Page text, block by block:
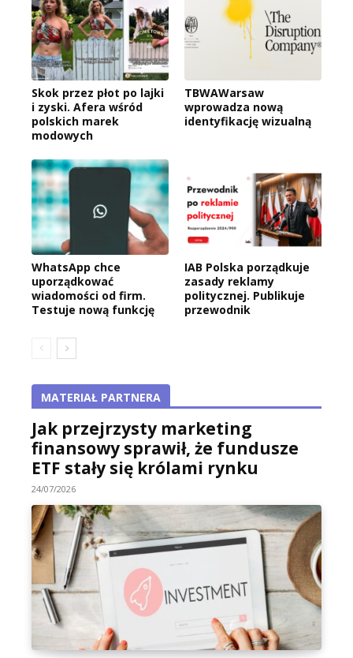
Skok przez płot po lajki
i zyski. Afera wśród
polskich marek
modowych
TBWAWarsaw
wprowadza nową
identyfikację wizualną
WhatsApp chce
uporządkować
wiadomości od firm.
Testuje nową funkcję
IAB Polska porządkuje
zasady reklamy
politycznej. Publikuje
przewodnik
MATERIAŁ PARTNERA
Jak przejrzysty marketing
finansowy sprawił, że fundusze
ETF stały się królami rynku
24/07/2026